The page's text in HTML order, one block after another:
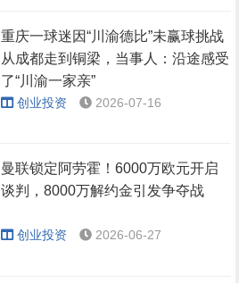
重庆一球迷因“川渝德比”未赢球挑战
从成都走到铜梁，当事人：沿途感受
了“川渝一家亲”
创业投资 2026-07-16
曼联锁定阿劳霍！6000万欧元开启
谈判，8000万解约金引发争夺战
创业投资 2026-06-27